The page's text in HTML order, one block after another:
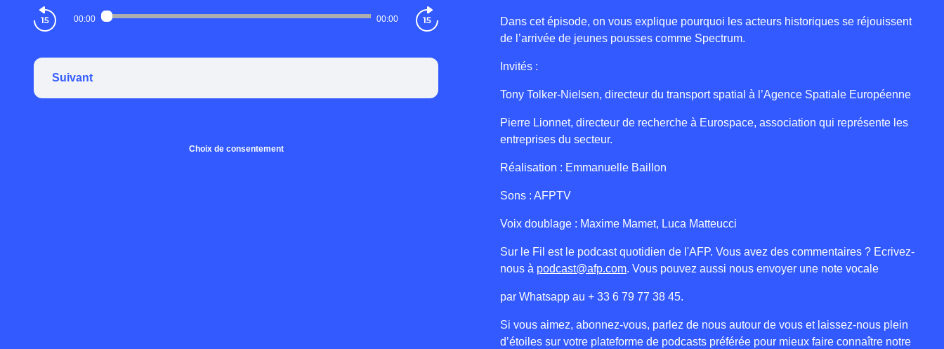
00:00 00:00
Suivant
Choix de consentement
Dans cet épisode, on vous explique pourquoi les acteurs historiques se réjouissent
de l’arrivée de jeunes pousses comme Spectrum.
Invités :
Tony Tolker-Nielsen, directeur du transport spatial à l’Agence Spatiale Européenne
Pierre Lionnet, directeur de recherche à Eurospace, association qui représente les
entreprises du secteur.
Réalisation : Emmanuelle Baillon
Sons : AFPTV
Voix doublage : Maxime Mamet, Luca Matteucci
Sur le Fil est le podcast quotidien de l'AFP. Vous avez des commentaires ? Ecrivez-
nous à podcast@afp.com. Vous pouvez aussi nous envoyer une note vocale
par Whatsapp au + 33 6 79 77 38 45.
Si vous aimez, abonnez-vous, parlez de nous autour de vous et laissez-nous plein
d’étoiles sur votre plateforme de podcasts préférée pour mieux faire connaître notre